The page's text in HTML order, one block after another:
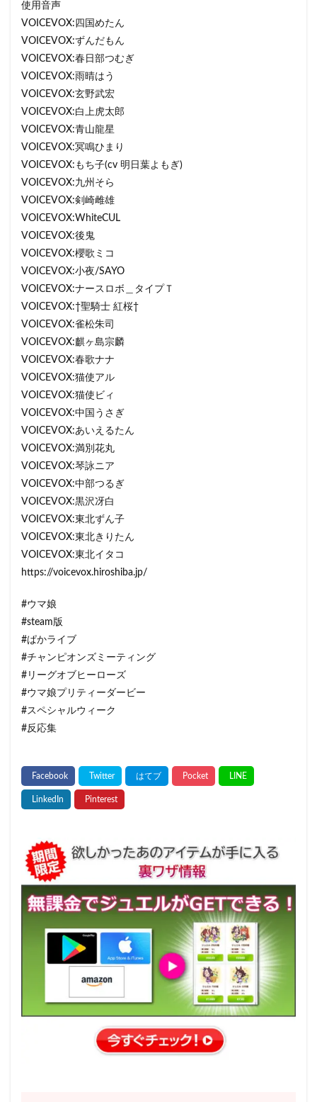
使用音声
VOICEVOX:四国めたん
VOICEVOX:ずんだもん
VOICEVOX:春日部つむぎ
VOICEVOX:雨晴はう
VOICEVOX:玄野武宏
VOICEVOX:白上虎太郎
VOICEVOX:青山龍星
VOICEVOX:冥鳴ひまり
VOICEVOX:もち子(cv 明日葉よもぎ)
VOICEVOX:九州そら
VOICEVOX:剣崎雌雄
VOICEVOX:WhiteCUL
VOICEVOX:後鬼
VOICEVOX:櫻歌ミコ
VOICEVOX:小夜/SAYO
VOICEVOX:ナースロボ＿タイプＴ
VOICEVOX:†聖騎士 紅桜†
VOICEVOX:雀松朱司
VOICEVOX:麒ヶ島宗麟
VOICEVOX:春歌ナナ
VOICEVOX:猫使アル
VOICEVOX:猫使ビィ
VOICEVOX:中国うさぎ
VOICEVOX:あいえるたん
VOICEVOX:満別花丸
VOICEVOX:琴詠ニア
VOICEVOX:中部つるぎ
VOICEVOX:黒沢冴白
VOICEVOX:東北ずん子
VOICEVOX:東北きりたん
VOICEVOX:東北イタコ
https://voicevox.hiroshiba.jp/
#ウマ娘
#steam版
#ぱかライブ
#チャンピオンズミーティング
#リーグオブヒーローズ
#ウマ娘プリティーダービー
#スペシャルウィーク
#反応集